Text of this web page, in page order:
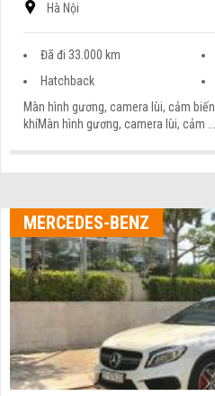
Hà Nội
Đã đi 33.000 km
Hatchback
Màn hình gương, camera lùi, cảm
khíMàn hình gương, camera lùi, cảm ...
MERCEDES-BENZ